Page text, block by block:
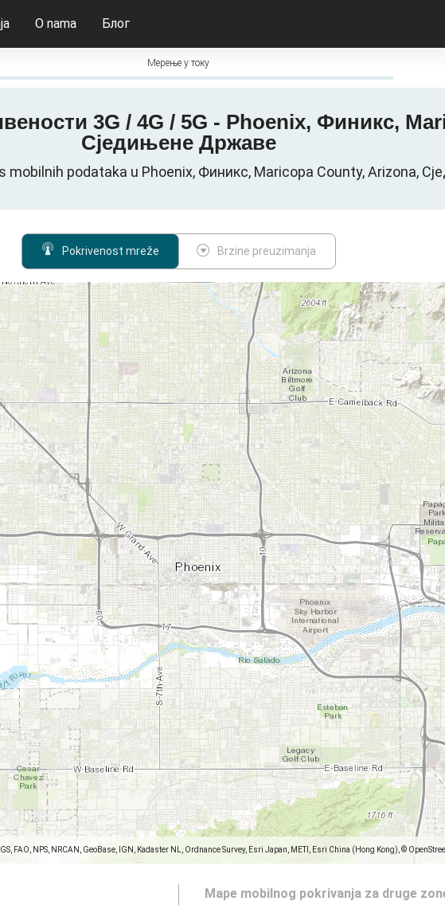
O nama Блог
Мерење у току
3G / 4G / 5G - Phoenix, Финикс,
Сједињене Државе
mobilnih podataka u Phoenix, Финикс, Maricopa County, Arizona,
Pokrivenost mreže Brzine preuzimanja
FAO, NPS, NRCAN, GeoBase, IGN, Kadaster NL, Ordnance Survey, Esri Japan, METI, Esri China (Hong Kong), ©
Mape mobilnog pokrivanja za druge